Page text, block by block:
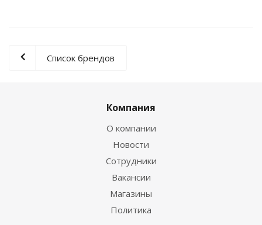
Список брендов
Компания
О компании
Новости
Сотрудники
Вакансии
Магазины
Политика